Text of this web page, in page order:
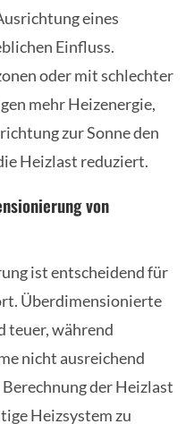
eines
Einfluss.
oder mit schlechter
mehr Heizenergie,
zur Sonne den
Heizlast reduziert.
von
ist entscheidend für
Überdimensionierte
teuer, während
nicht ausreichend
Berechnung der Heizlast
Heizsystem zu